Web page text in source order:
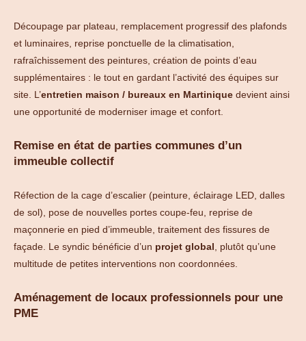
Découpage par plateau, remplacement progressif des plafonds
et luminaires, reprise ponctuelle de la climatisation,
rafraîchissement des peintures, création de points d’eau
supplémentaires : le tout en gardant l’activité des équipes sur
site. L’entretien maison / bureaux en Martinique devient ainsi
une opportunité de moderniser image et confort.
Remise en état de parties communes d’un
immeuble collectif
Réfection de la cage d’escalier (peinture, éclairage LED, dalles
de sol), pose de nouvelles portes coupe-feu, reprise de
maçonnerie en pied d’immeuble, traitement des fissures de
façade. Le syndic bénéficie d’un projet global , plutôt qu’une
multitude de petites interventions non coordonnées.
Aménagement de locaux professionnels pour une
PME